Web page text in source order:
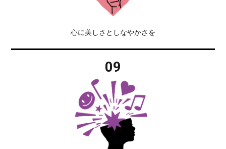
心に美しさとしなやかさを
09